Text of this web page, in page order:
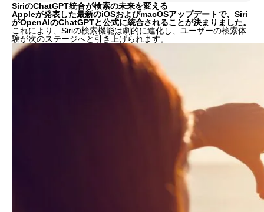
SiriのChatGPT統合が検索の未来を変える
Appleが発表した最新のiOSおよびmacOSアップデートで、Siri
がOpenAIのChatGPTと公式に統合されることが決まりました。
これにより、Siriの検索機能は劇的に進化し、ユーザーの検索体
験が次のステージへと引き上げられます。